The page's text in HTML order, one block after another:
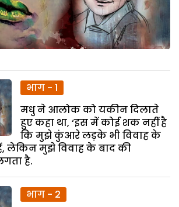
भाग - 1
मधु ने आलोक को यकीन दिलाते
हुए कहा था, ‘इस में कोई शक नहीं है
कि मुझे कुंआरे लड़के भी विवाह के
लेकिन मुझे विवाह के बाद की
है.
भाग - 2